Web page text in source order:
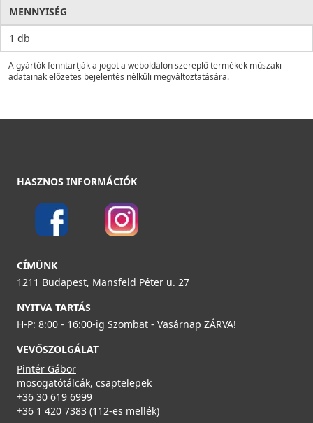
MENNYISÉG
1 db
A gyártók fenntartják a jogot a weboldalon szereplő termékek műszaki
adatainak előzetes bejelentés nélküli megváltoztatására.
HASZNOS INFORMÁCIÓK
CÍMÜNK
1211 Budapest, Mansfeld Péter u. 27
NYITVA TARTÁS
H-P: 8:00 - 16:00-ig Szombat - Vasárnap ZÁRVA!
VEVŐSZOLGÁLAT
Pintér Gábor
mosogatótálcák, csaptelepek
+36 30 619 6999
+36 1 420 7383 (112-es mellék)